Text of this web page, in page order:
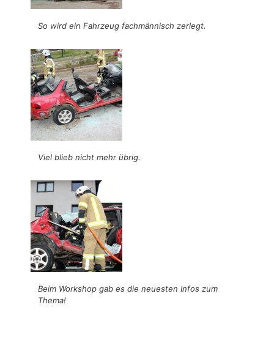
So wird ein Fahrzeug fachmännisch zerlegt.
Viel blieb nicht mehr übrig.
Beim Workshop gab es die neuesten Infos zum
Thema!